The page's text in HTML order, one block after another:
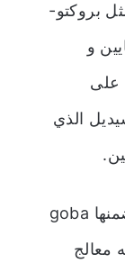
بروكتو-
و
على
الذي
توجد بعض المنتجات المغشوشة ومن ضمنها goba
معالج